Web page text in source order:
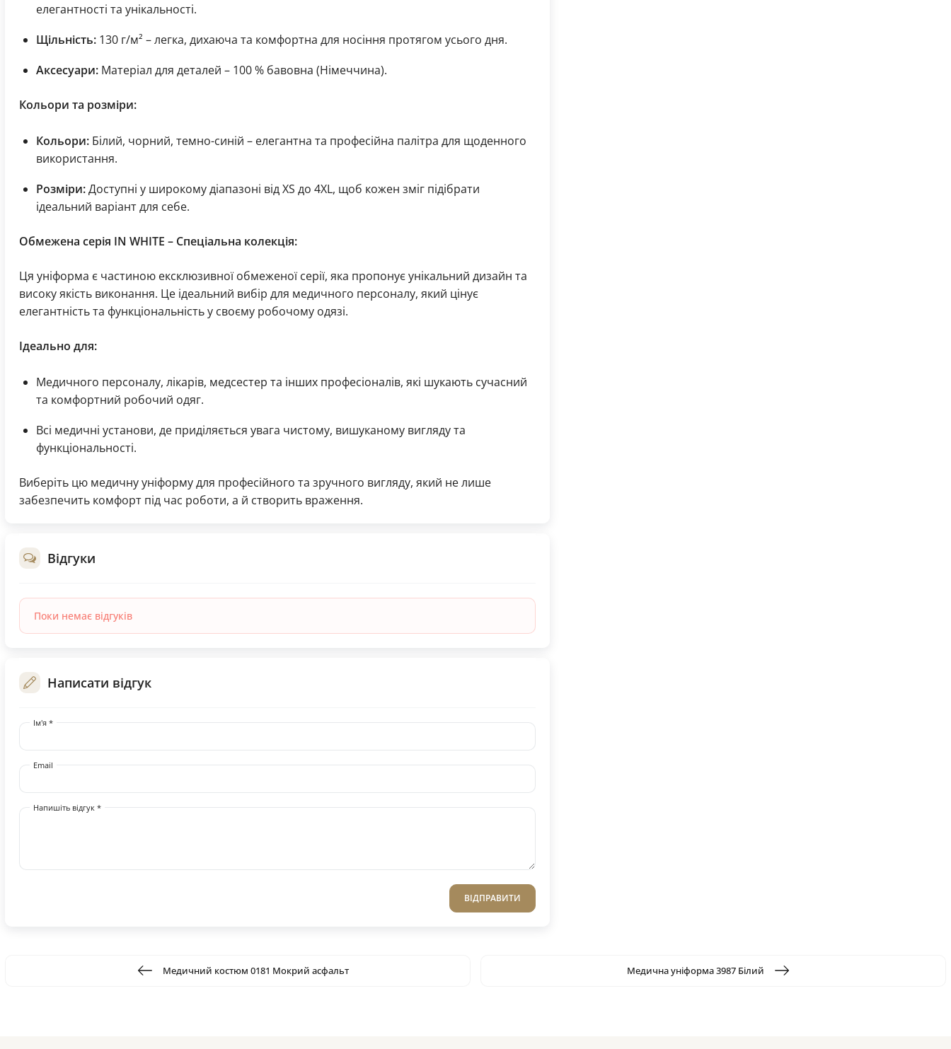
елегантності та унікальності.
Щільність: 130 г/м² – легка, дихаюча та комфортна для носіння протягом усього дня.
Аксесуари: Матеріал для деталей – 100 % бавовна (Німеччина).
Кольори та розміри:
Кольори: Білий, чорний, темно-синій – елегантна та професійна палітра для щоденного
використання.
Розміри:Доступні у широкому діапазоні від XS до 4XL, щоб кожен зміг підібрати
ідеальний варіант для себе.
Обмежена серія IN WHITE – Спеціальна колекція:
Ця уніформа є частиною ексклюзивної обмеженої серії, яка пропонує унікальний дизайн та
високу якість виконання. Це ідеальний вибір для медичного персоналу, який цінує
елегантність та функціональність у своєму робочому одязі.
Ідеально для:
Медичного персоналу, лікарів, медсестер та інших професіоналів, які шукають сучасний
та комфортний робочий одяг.
Всі медичні установи, де приділяється увага чистому, вишуканому вигляду та
функціональності.
Виберіть цю медичну уніформу для професійного та зручного вигляду, який не лише
забезпечить комфорт під час роботи, а й створить враження.
Відгуки
Поки немає відгуків
Написати відгук
Ім'я *
Email
Напишіть відгук *
ВІДПРАВИТИ
Медичний костюм 0181 Мокрий асфальт Медична уніформа 3987 Білий